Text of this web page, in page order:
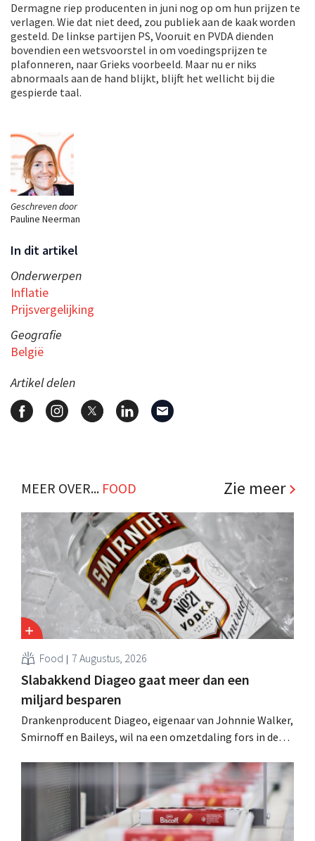
Geschreven door
Pauline Neerman
In dit artikel
Onderwerpen
Inflatie
Prijsvergelijking
Geografie
België
Artikel delen
Dermagne riep producenten in juni nog op om hun prijzen te
verlagen. Wie dat niet deed, zou publiek aan de kaak worden
gesteld. De linkse partijen PS, Vooruit en PVDA dienden
bovendien een wetsvoorstel in om voedingsprijzen te
plafonneren, naar Grieks voorbeeld. Maar nu er niks
abnormaals aan de hand blijkt, blijft het wellicht bij die
gespierde taal.
MEER OVER... FOOD Zie meer
Food 7 Augustus, 2026
Slabakkend Diageo gaat meer dan een
miljard besparen
Drankenproducent Diageo, eigenaar van Johnnie Walker,
Smirnoff en Baileys, wil na een omzetdaling fors in de
andere Guiness en voorgemixte cocktails.